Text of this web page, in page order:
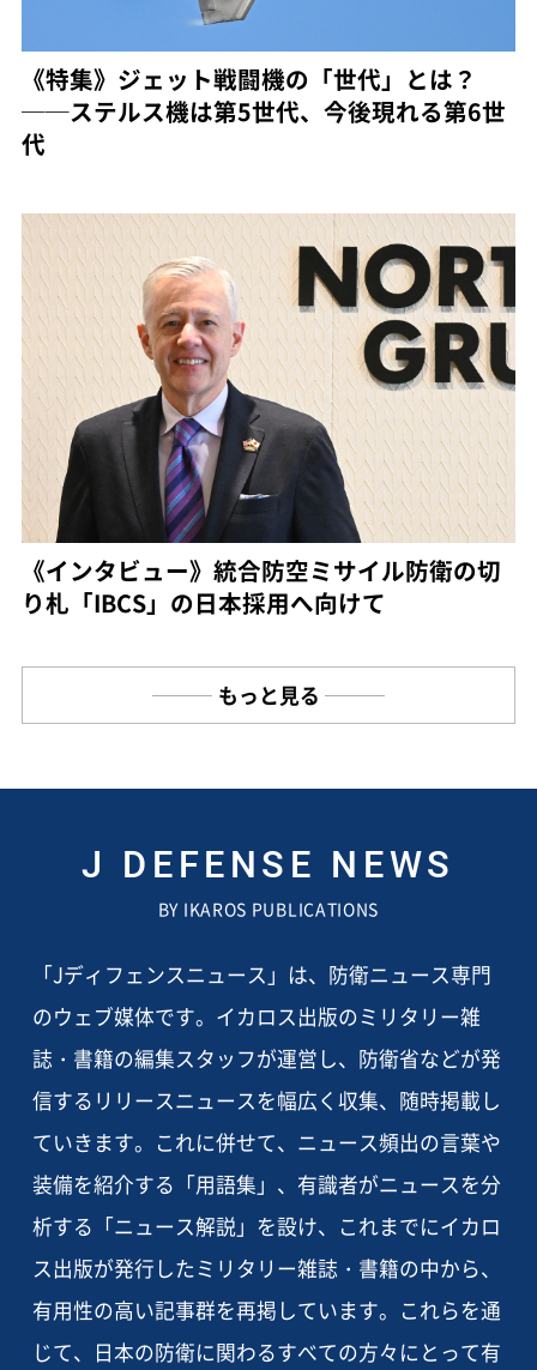
《特集》ジェット戦闘機の「世代」とは？
──ステルス機は第5世代、今後現れる第6世
代
《インタビュー》統合防空ミサイル防衛の切
り札「IBCS」の日本採用へ向けて
もっと見る
J DEFENSE NEWS
BY IKAROS PUBLICATIONS
「Jディフェンスニュース」は、防衛ニュース専門
のウェブ媒体です。イカロス出版のミリタリー雑
誌・書籍の編集スタッフが運営し、防衛省などが発
信するリリースニュースを幅広く収集、随時掲載し
ていきます。これに併せて、ニュース頻出の言葉や
装備を紹介する「用語集」、有識者がニュースを分
析する「ニュース解説」を設け、これまでにイカロ
ス出版が発行したミリタリー雑誌・書籍の中から、
有用性の高い記事群を再掲しています。これらを通
じて、日本の防衛に関わるすべての方々にとって有